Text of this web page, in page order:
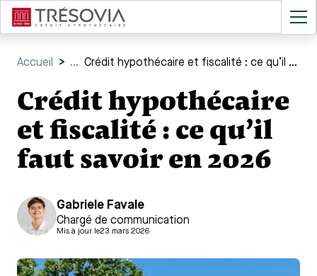
Accueil > ... Crédit hypothécaire et fiscalité : ce qu’il faut savoir en 2026
Crédit hypothécaire
et fiscalité : ce qu’il
faut savoir en 2026
Gabriele Favale
Chargé de communication
Mis à jour le23 mars 2026